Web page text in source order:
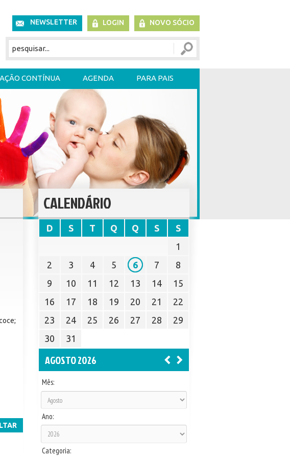
NEWSLETTER LOGIN NOVO SÓCIO
CONTÍNUA AGENDA PARA PAIS
CALENDÁRIO
D S T Q Q S
S
1
2
3 4 5 6 7
8
9
10 11 12 13 14
15
16
17 18 19 20 21
22
23
24 25 26 27 28
29
30
31
AGOSTO 2026
Mês:
Ano:
Categoria: